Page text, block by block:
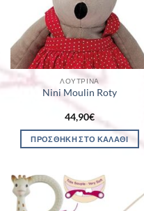
ΛΟΎΤΡΙΝΑ
Nini Moulin Roty
44,90€
ΠΡΟΣΘΉΚΗ ΣΤΟ ΚΑΛΆΘΙ